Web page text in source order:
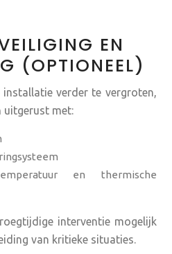
EN
(OPTIONEEL)
verder te vergroten,
uitgerust met:
en thermische
interventie mogelijk
van kritieke situaties.